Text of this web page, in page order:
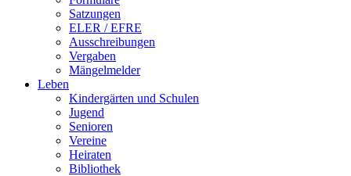
Satzungen
ELER / EFRE
Ausschreibungen
Vergaben
Mängelmelder
Leben
Kindergärten und Schulen
Jugend
Senioren
Vereine
Heiraten
Bibliothek